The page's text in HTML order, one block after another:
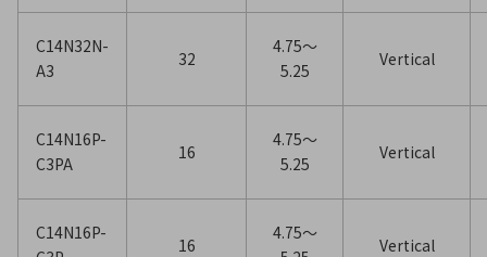
C14N32N-
A3
32
4.75〜
5.25
Vertical
C14N16P-
C3PA
16
4.75〜
5.25
Vertical
C14N16P-
16
4.75〜
Vertical